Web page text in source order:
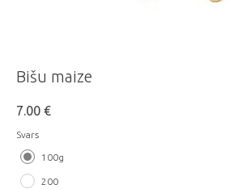
Bišu maize
7.00 €
Svars
100g
200